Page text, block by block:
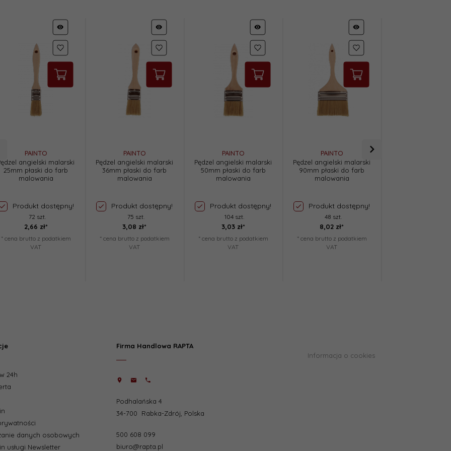
PAINTO
angielski malarski
25mm płaski do farb
malowania
Produkt dostępny!
72 szt.
2,66 zł*
* cena brutto z podatkiem
VAT
PAINTO
Pędzel angielski malarski
36mm płaski do farb
malowania
Produkt dostępny!
75 szt.
3,08 zł*
* cena brutto z podatkiem
VAT
PAINTO
Pędzel angielski malarski
50mm płaski do farb
malowania
Produkt dostępny!
104 szt.
3,03 zł*
* cena brutto z podatkiem
VAT
PAINTO
Pędzel angielski malarski
90mm płaski do farb
malowania
Produkt dostępny!
48 szt.
8,02 zł*
* cena brutto z podatkiem
VAT
24h
danych osobowych
usługi Newsletter
Firma Handlowa RAPTA
Podhalańska 4
34-700
Rabka-Zdrój Polska
500 608 099
biuro@rapta.pl
Informacja o cookies